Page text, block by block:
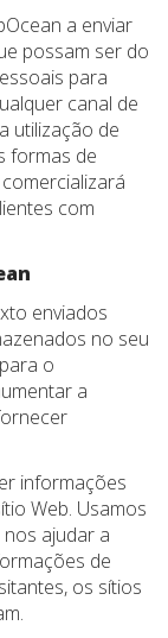
a enviar
possam ser do
para
canal de
utilização de
formas de
com
enviados
no seu
o
a
informações
Web. Usamos
ajudar a
de
os sítios